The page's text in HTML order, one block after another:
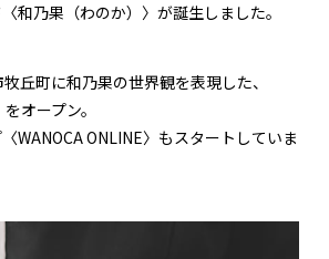
和乃果（わのか）〉が誕生しました。
丘町に和乃果の世界観を表現した、
オープン。
WANOCA ONLINE〉もスタートしていま